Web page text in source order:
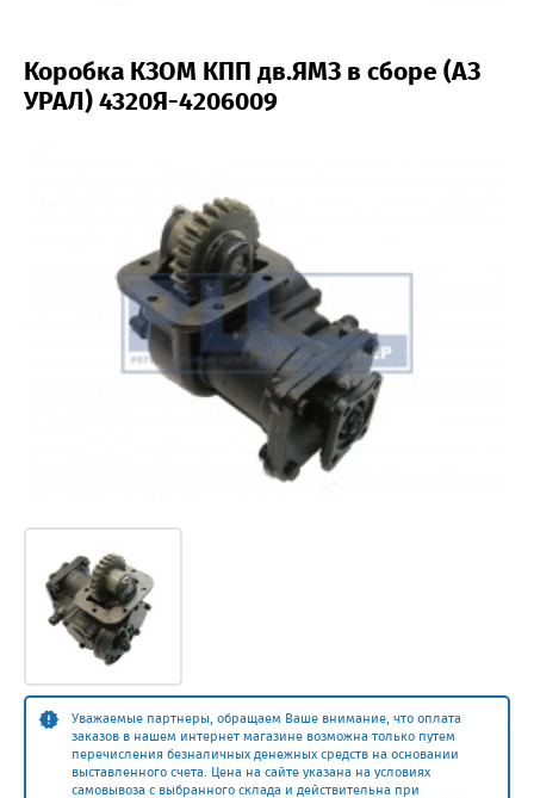
Коробка КЗОМ КПП дв.ЯМЗ в сборе (АЗ
УРАЛ) 4320Я-4206009
Уважаемые партнеры, обращаем Ваше внимание, что оплата
заказов в нашем интернет магазине возможна только путем
перечисления безналичных денежных средств на основании
выставленного счета. Цена на сайте указана на условиях
самовывоза с выбранного склада и действительна при